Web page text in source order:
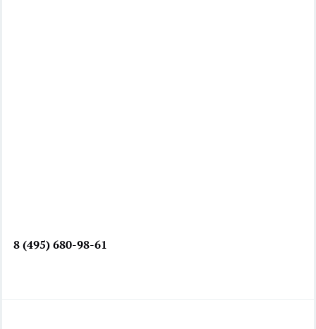
8 (495) 680-98-61